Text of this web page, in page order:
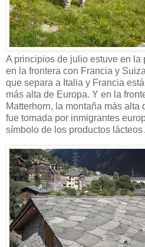
​A principios de julio estuve en la
en la frontera con Francia y
que separa a Italia y Francia
más alta de Europa. Y en la
Matterhorn, la montaña más alta
fue tomada por inmigrantes
símbolo de los productos lácteos